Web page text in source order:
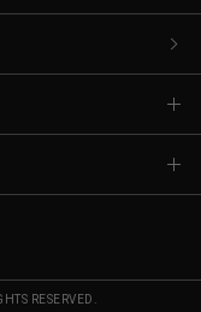
RESERVED.